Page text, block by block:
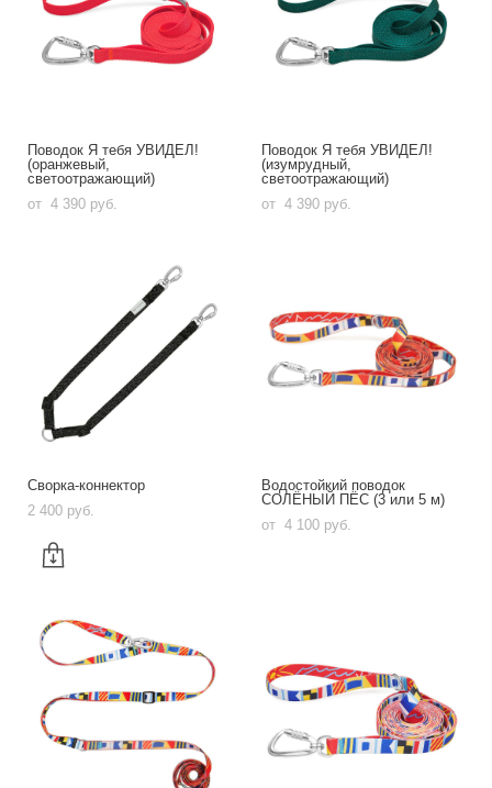
Поводок Я тебя УВИДЕЛ!
(оранжевый,
светоотражающий)
от 4 390 pуб.
Поводок Я тебя УВИДЕЛ!
(изумрудный,
светоотражающий)
от 4 390 pуб.
Сворка-коннектор
2 400 pуб.
Водостойкий поводок
СОЛЁНЫЙ ПЁС (3 или 5 м)
от 4 100 pуб.